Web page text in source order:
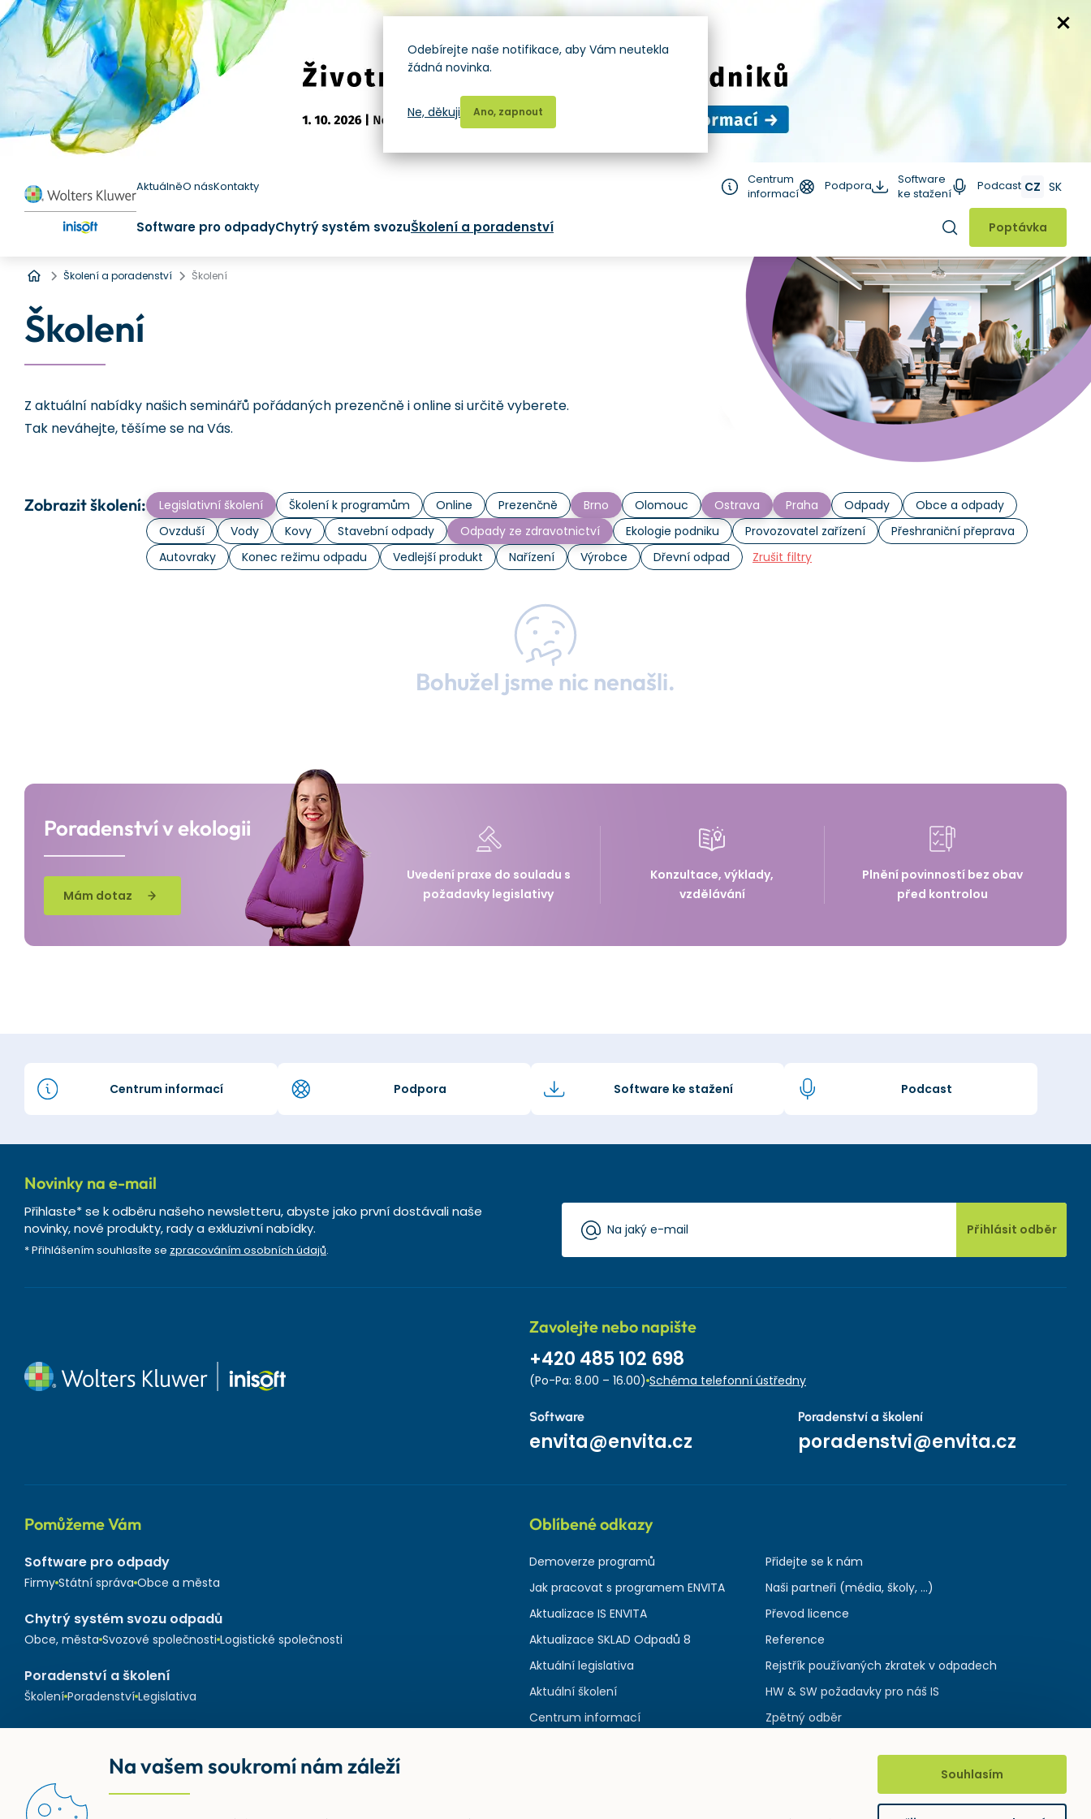
AktuálněO násKontakty
Centrum
informací
Podpora
Software
ke stažení
Podcast CZ SK
Software pro odpadyChytrý systém svozuŠkolení a poradenství Hledat
Poptávka
Úvod
Školení a poradenství Školení
Školení
Z aktuální nabídky našich seminářů pořádaných prezenčně i online si určitě vyberete.
Tak neváhejte, těšíme se na Vás.
Zobrazit školení: Legislativní školení Školení k programům Online Prezenčně Brno Olomouc Ostrava Praha Odpady
Obce a odpady
Ovzduší
Vody Kovy Stavební odpady Odpady ze zdravotnictví Ekologie podniku Provozovatel zařízení
Přeshraniční přeprava
Autovraky
Konec režimu odpadu Vedlejší produkt Nařízení Výrobce Dřevní odpad Zrušit filtry
Bohužel jsme nic nenašli.
Poradenství v ekologii
Mám dotaz
Uvedení praxe do souladu s
požadavky legislativy
Konzultace, výklady,
vzdělávání
Plnění povinností bez obav
před kontrolou
Centrum informací Podpora Software ke stažení Podcast
Novinky na e-mail
Přihlaste* se k odběru našeho newsletteru, abyste jako první dostávali naše
novinky, nové produkty, rady a exkluzivní nabídky.
* Přihlášením souhlasíte se zpracováním osobních údajů.
Přihlásit odběr
Zavolejte nebo napište
+420 485 102 698
(Po-Pa: 8.00 – 16.00) Schéma telefonní ústředny
Software
envita@envita.cz
Poradenství a školení
poradenstvi@envita.cz
Pomůžeme Vám
Software pro odpady
Firmy Státní správa Obce a města
Chytrý systém svozu odpadů
Obce, města Svozové společnosti Logistické společnosti
Poradenství a školení
Školení Poradenství Legislativa
Oblíbené odkazy
Demoverze programů
Jak pracovat s programem ENVITA
Aktualizace IS ENVITA
Aktualizace SKLAD Odpadů 8
Aktuální legislativa
Aktuální školení
Centrum informací
Přidejte se k nám
Naši partneři (média, školy, ...)
Převod licence
Reference
Rejstřík používaných zkratek v odpadech
HW & SW požadavky pro náš IS
Zpětný odběr
Odebírejte naše notifikace, aby Vám neutekla
žádná novinka.
Ano, zapnout
Ne, děkuji
Na vašem soukromí nám záleží Souhlasím